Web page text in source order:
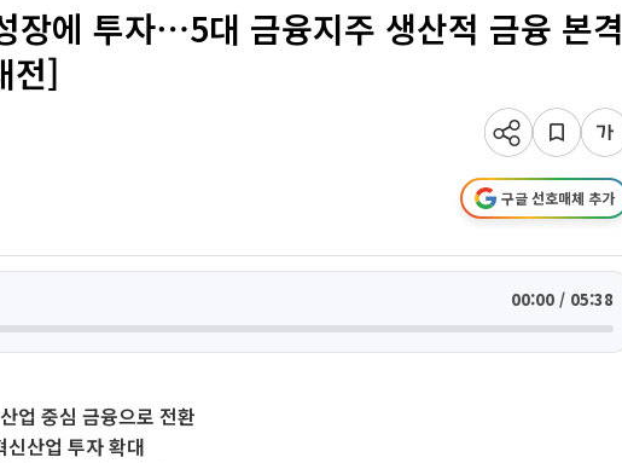
장에 투자⋯5대 금융지주 생산적 금융 본격
전]
구글 선호매체 추가
00:00 / 05:38
업 중심 금융으로 전환
신산업 투자 확대